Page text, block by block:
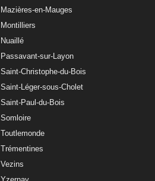
Mazières-en-Mauges
Montilliers
Nuaillé
Passavant-sur-Layon
Saint-Christophe-du-Bois
Saint-Léger-sous-Cholet
Saint-Paul-du-Bois
Somloire
Toutlemonde
Trémentines
Vezins